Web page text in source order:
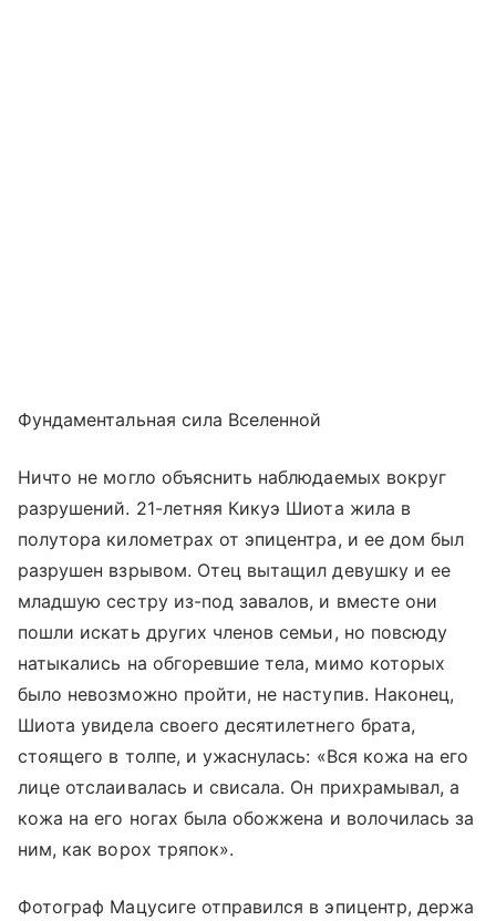
Фундаментальная сила Вселенной
Ничто не могло объяснить наблюдаемых вокруг
разрушений. 21-летняя Кикуэ Шиота жила в
полутора километрах от эпицентра, и ее дом был
разрушен взрывом. Отец вытащил девушку и ее
младшую сестру из-под завалов, и вместе они
пошли искать других членов семьи, но повсюду
натыкались на обгоревшие тела, мимо которых
было невозможно пройти, не наступив. Наконец,
Шиота увидела своего десятилетнего брата,
стоящего в толпе, и ужаснулась: «Вся кожа на его
лице отслаивалась и свисала. Он прихрамывал, а
кожа на его ногах была обожжена и волочилась за
ним, как ворох тряпок».
Фотограф Мацусиге отправился в эпицентр, держа